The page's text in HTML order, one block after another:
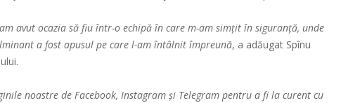
avut ocazia să fiu într-o echipă în care m-am simțit în siguranță, unde
a fost apusul pe care l-am întâlnit împreună, a adăugat Spînu
noastre de Facebook, Instagram și Telegram pentru a fi la curent cu